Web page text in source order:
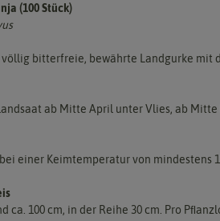
(100 Stück)
bitterfreie, bewährte Landgurke mit
ab Mitte April unter Vlies, ab
einer Keimtemperatur von mindestens
ca. 100 cm, in der Reihe 30 cm. Pro